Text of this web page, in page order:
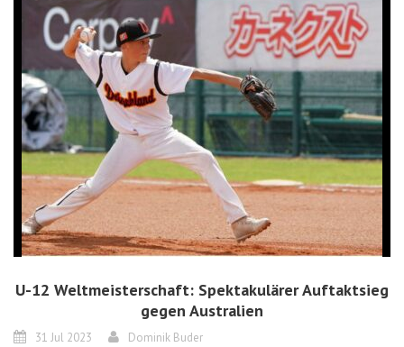
U-12 Weltmeisterschaft: Spektakulärer Auftaktsieg
gegen Australien
31 Jul 2023 Dominik Buder